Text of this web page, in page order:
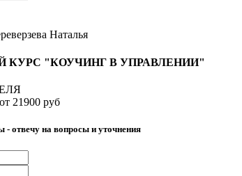
Наталья
КУРС "КОУЧИНГ В УПРАВЛЕНИИ"
21900 руб
- отвечу на вопросы и уточнения